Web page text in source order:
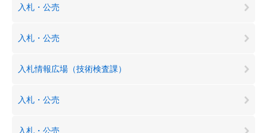
入札・公売
入札・公売
入札情報広場（技術検査課）
入札・公売
入札・公売